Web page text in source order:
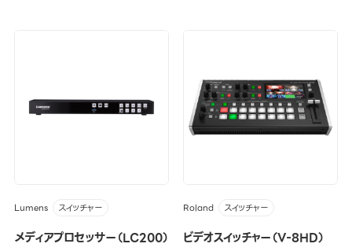
Lumens スイッチャー
メディアプロセッサー（LC200）
Roland スイッチャー
ビデオスイッチャー（V-8HD）